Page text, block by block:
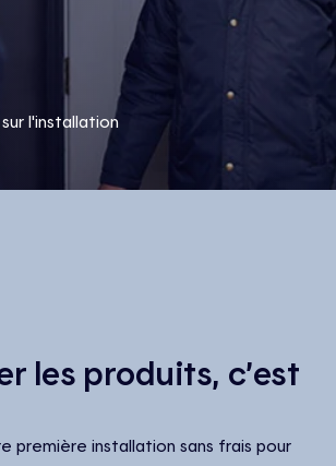
l'installation
les produits, c’est
première installation sans frais pour